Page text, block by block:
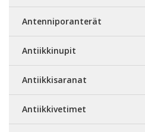
Antenniporanterät
Antiikkinupit
Antiikkisaranat
Antiikkivetimet